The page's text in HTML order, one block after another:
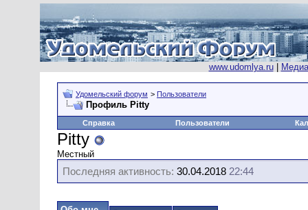
www.udomlya.ru|
Удомельский форум > Пользователи
Профиль Pitty
Справка Пользователи
Pitty
Местный
Последняя активность: 30.04.2018 22:44